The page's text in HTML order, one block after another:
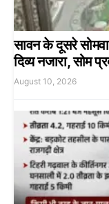
सावन के दूसरे
दिव्य नजारा, सोम
August 10, 2026